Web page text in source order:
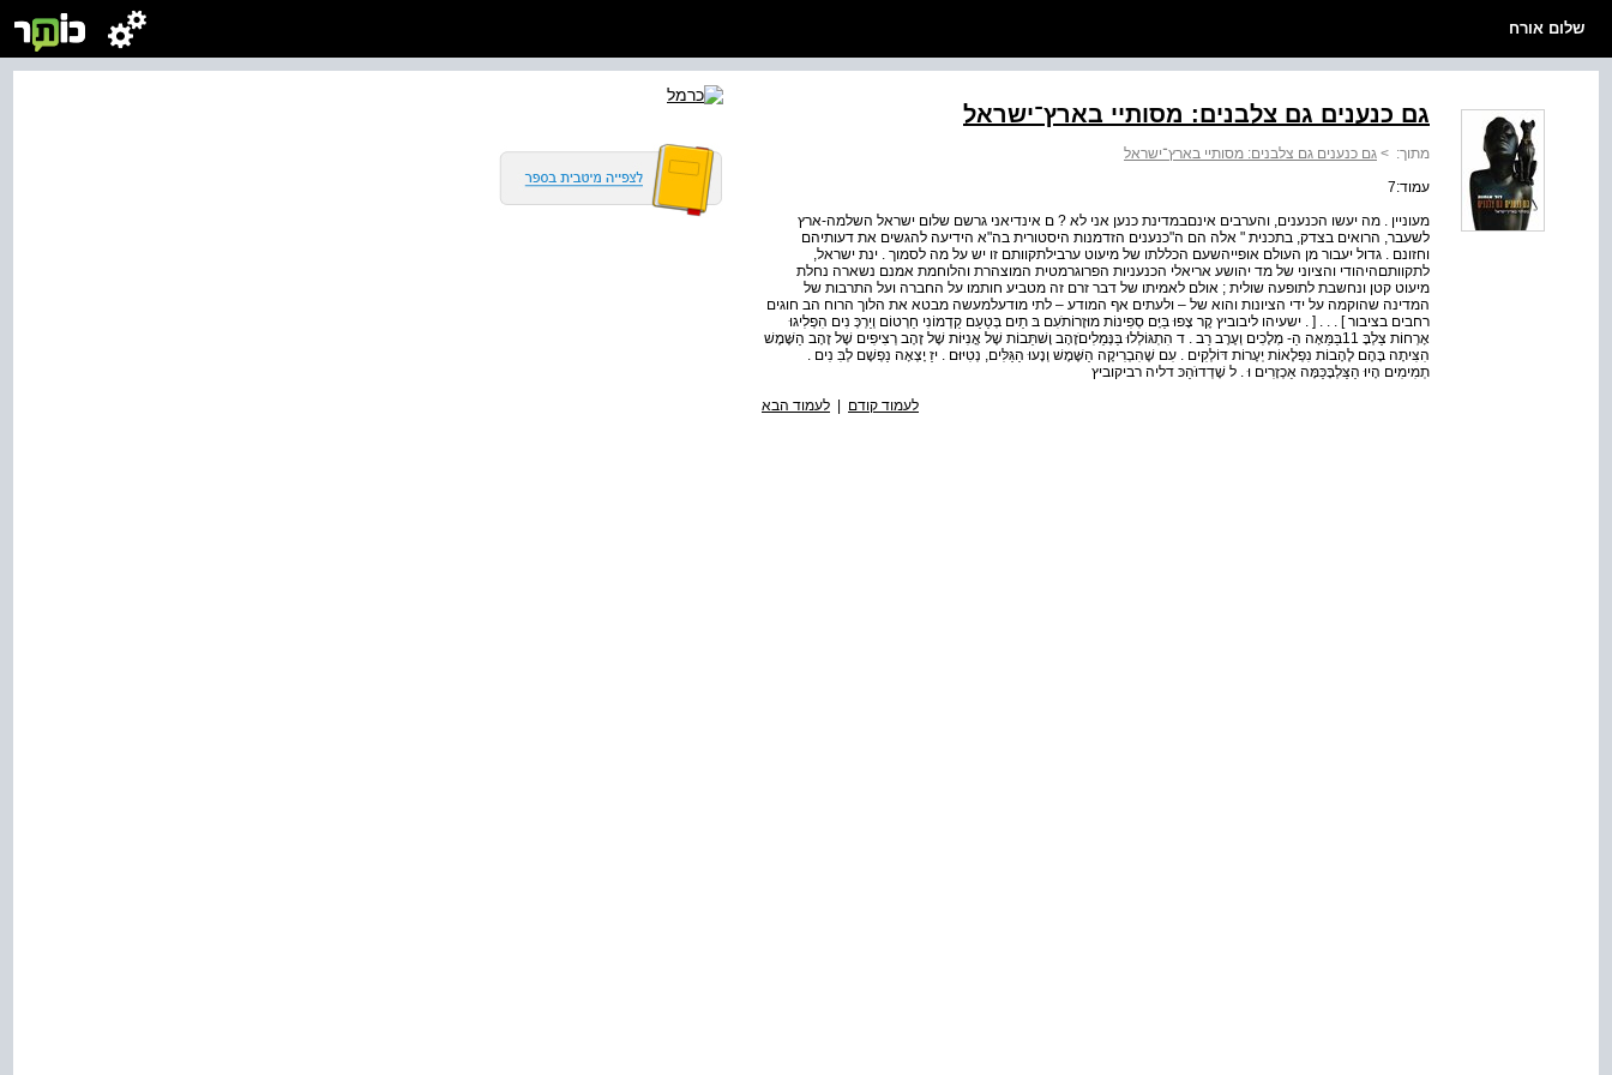
שלום אורח
גם כנענים גם צלבנים: מסותיי בארץ־ישראל
מתוך: > גם כנענים גם צלבנים: מסותיי בארץ־ישראל
עמוד:7
מעוניין . מה יעשו הכנענים, והערבים אינםבמדינת כנען אני לא ? ם אינדיאני גרשם שלום ישראל השלמה-ארץ
לשעבר, הרואים בצדק, בתכנית " אלה הם ה"כנענים הזדמנות היסטורית בה"א הידיעה להגשים את דעותיהם
וחזונם . גדול יעבור מן העולם אופייהשעם הכללתו של מיעוט ערבילתקוותם זו יש על מה לסמוך . ינת ישראל,
לתקוותםהיהודי והציוני של מד יהושע אריאלי הכנעניות הפרוגרמטית המוצהרת והלוחמת אמנם נשארה נחלת
מיעוט קטן ונחשבת לתופעה שולית ; אולם לאמיתו של דבר זרם זה מטביע חותמו על החברה ועל התרבות של
המדינה שהוקמה על ידי הציונות והוא של – ולעתים אף המודע – לתי מודעלמעשה מבטא את הלוך הרוח הב חוגים
רחבים בציבור ] . . . [ . ישעיהו ליבוביץ קֶר צָפוּ בַּיָּם סְפִינוֹת מוּזָרוֹתֹעִם בּ תַיִם בְּטַעַם קַדְמוֹנִי חַרְטוֹם וְיַרְכְּ נִים הִפְלִיגוּ
אָרְחוֹת צַלְבָּ 11בַּמֵּאָה הַ- מְלָכִים וְעֶרֶב רַב . ד הִתְגּוֹלְלוּ בַּנְּמֵלִיםֹזָהָב וָשׁתֵּבוֹת שֶׁל אֳנִיּוֹת שֶׁל זָהָב רְצִיפִים שֶׁל זָהָב הַשֶּׁמֶשׁ
הִצִּיתָה בָּהֶם לֶהָבוֹת נִפְלָאוֹת יְעָרוֹת דּוֹלְקִים . עִם שֶׁהִבְרִיקָה הַשֶּׁמֶשׁ וְנָעוּ הַגַּלִּים, נְטִיּוּם . יזַ יָצְאָה נַפְשָׁם לְבִּ נִים .
תְמִימִים הָיוּ הַצַּלְבָּכַּמָּה אַכְזָרִים וּ . ל שָׁדְדוֹּהַכּ דליה רביקוביץ
לעמוד קודם | לעמוד הבא